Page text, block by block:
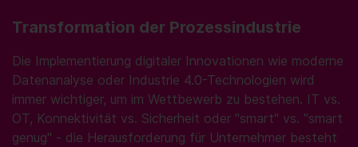
Transformation der Prozessindustrie
Die Implementierung digitaler Innovationen wie moderne
Datenanalyse oder Industrie 4.0-Technologien wird
immer wichtiger, um im Wettbewerb zu bestehen. IT vs.
OT, Konnektivität vs. Sicherheit oder "smart" vs. "smart
genug" - die Herausforderung für Unternehmer besteht